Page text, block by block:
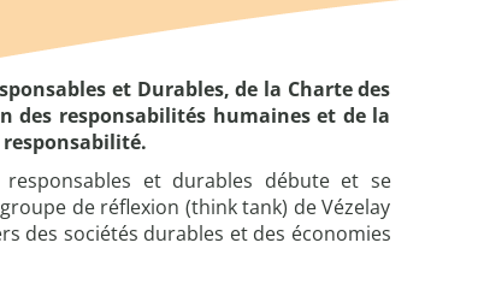
et Durables, de la Charte des
des responsabilités humaines et de la
responsabilité.
responsables et durables débute et se
de réflexion (think tank) de Vézelay
des sociétés durables et des économies